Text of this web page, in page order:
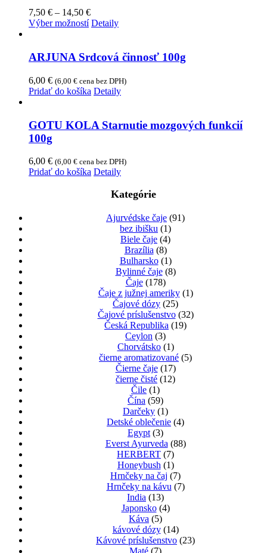
7,50 € – 14,50 €Price
range:
14,50 €
Výber možností Tento
viacero
variantov.
Možnosti
si
môžete
na
stránke
Detaily
ARJUNA Srdcová činnosť 100g
6,00 € (6,00 € cena bez DPH)
Pridať do košíka Detaily
GOTU KOLA Starnutie mozgových funkcií
100g
6,00 € (6,00 € cena bez DPH)
Pridať do košíka Detaily
Kategórie
Ajurvédske čaje (91)
bez ibišku (1)
Biele čaje (4)
Brazília (8)
Bulharsko (1)
Bylinné čaje (8)
Čaje (178)
Čaje z južnej ameriky (1)
Čajové dózy (25)
Čajové príslušenstvo (32)
Česká Republika (19)
Ceylon (3)
Chorvátsko (1)
čierne aromatizované (5)
Čierne čaje (17)
čierne čisté (12)
Čile (1)
Čína (59)
Darčeky (1)
Detské oblečenie (4)
Egypt (3)
Everst Ayurveda (88)
HERBERT (7)
Honeybush (1)
Hrnčeky na čaj (7)
Hrnčeky na kávu (7)
India (13)
Japonsko (4)
Káva (5)
kávové dózy (14)
Kávové príslušenstvo (23)